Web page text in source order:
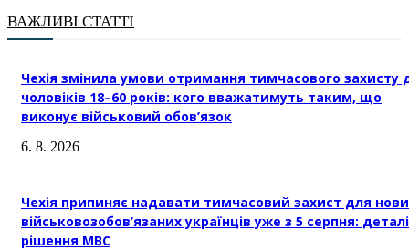
ВАЖЛИВІ СТАТТІ
Чехія змінила умови отримання тимчасового захисту
чоловіків 18–60 років: кого вважатимуть таким, що
виконує військовий обов’язок
6. 8. 2026
Чехія припиняє надавати тимчасовий захист для
військовозобов’язаних українців уже з 5 серпня: деталі
рішення МВС